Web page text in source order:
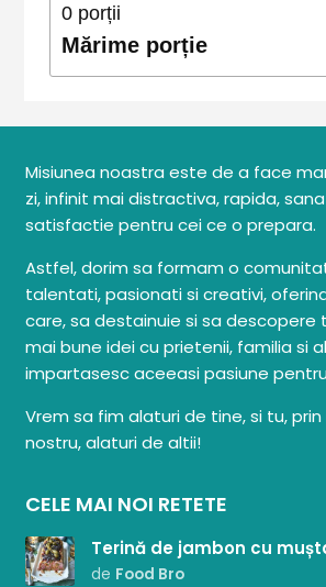
0porții
Mărime porție
Misiunea noastra este de a face
zi, infinit mai distractiva, rapida,
satisfactie pentru cei ce o prepara.
Astfel, dorim sa formam o
talentati, pasionati si creativi,
care, sa destainuie si sa
mai bune idei cu prietenii, familia si
impartasesc aceeasi pasiune
Vrem sa fim alaturi de tine, si tu,
nostru, alaturi de altii!
CELE MAI NOI RETETE
Terină de jambon cu
de Food Bro